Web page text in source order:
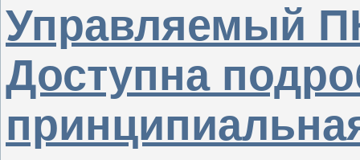
Управляемый
Доступна